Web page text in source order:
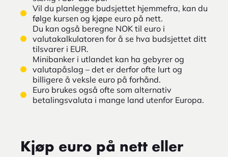
Vil du planlegge budsjettet hjemmefra, kan du
følge kursen og kjøpe euro på nett.
Du kan også beregne NOK til euro i
valutakalkulatoren for å se hva budsjettet ditt
tilsvarer i EUR.
Minibanker i utlandet kan ha gebyrer og
valutapåslag – det er derfor ofte lurt og
billigere å veksle euro på forhånd.
Euro brukes også ofte som alternativ
betalingsvaluta i mange land utenfor Europa.
Kjøp euro på nett eller